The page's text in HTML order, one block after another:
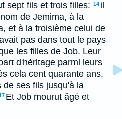
sept fils et trois filles: 14 il
de Jemima, à la
et à la troisième celui de
pas dans tout le pays
les filles de Job. Leur
d'héritage parmi leurs
cela cent quarante ans,
de ses fils jusqu'à la
Et Job mourut âgé et